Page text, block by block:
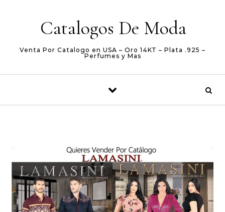
Catalogos De Moda
Venta Por Catalogo en USA – Oro 14KT – Plata .925 –
Perfumes y Mas